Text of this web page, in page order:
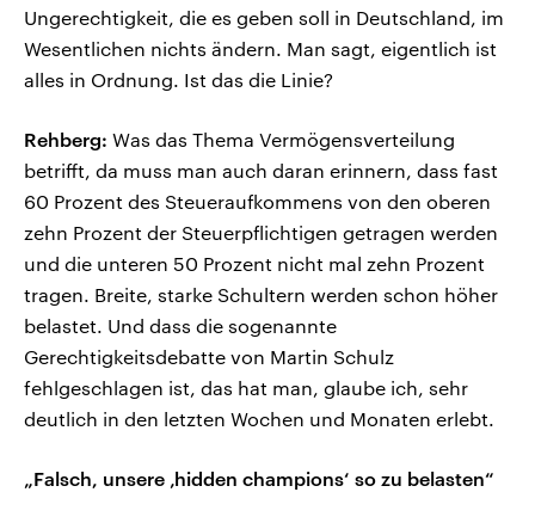
Ungerechtigkeit, die es geben soll in Deutschland, im
Wesentlichen nichts ändern. Man sagt, eigentlich ist
alles in Ordnung. Ist das die Linie?
Rehberg: Was das Thema Vermögensverteilung
betrifft, da muss man auch daran erinnern, dass fast
60 Prozent des Steueraufkommens von den oberen
zehn Prozent der Steuerpflichtigen getragen werden
und die unteren 50 Prozent nicht mal zehn Prozent
tragen. Breite, starke Schultern werden schon höher
belastet. Und dass die sogenannte
Gerechtigkeitsdebatte von Martin Schulz
fehlgeschlagen ist, das hat man, glaube ich, sehr
deutlich in den letzten Wochen und Monaten erlebt.
„Falsch, unsere ‚hidden champions‘ so zu belasten“